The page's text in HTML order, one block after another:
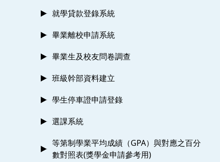
就學貸款登錄系統
畢業離校申請系統
畢業生及校友問卷調查
班級幹部資料建立
學生停車證申請登錄
選課系統
等第制學業平均成績（GPA）與對應之百分
數對照表(獎學金申請參考用)